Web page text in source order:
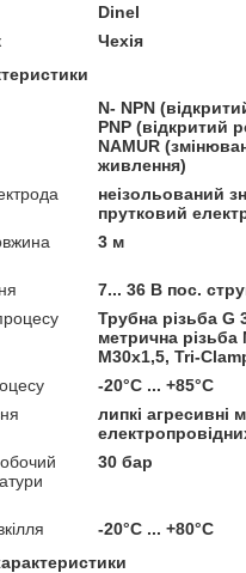
Dinel
Чехія
N- NPN
PNP (відкритий
NAMUR
живлення)
неізольований
прутковий
3 м
7... 36 В пос.
Трубна різьба G
метрична різьба
M30x1,5, Tri-
-20°C ... +85°C
липкі агресивні
30 бар
-20°C ... +80°C